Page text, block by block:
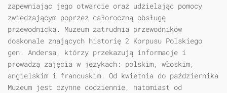
zapewniając jego otwarcie oraz udzielając pomocy
zwiedzającym poprzez całoroczną obsługę
przewodnicką. Muzeum zatrudnia przewodników
doskonale znających historię 2 Korpusu Polskiego
gen. Andersa, którzy przekazują informacje i
prowadzą zajęcia w językach: polskim, włoskim,
angielskim i francuskim. Od kwietnia do października
Muzeum jest czynne codziennie, natomiast od